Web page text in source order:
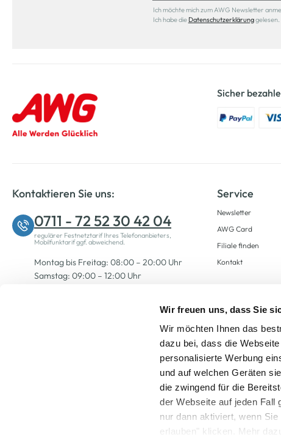
Wir freuen uns, dass Sie
Wir möchten Ihnen das
dazu bei, dass die
personalisierte Werbung
und auf welchen Geräten
die zwingend für die
der Webseite auf jeden Fall
nur dann aktiviert, wenn
erlauben" klicken. Mehr
Ich möchte mich zum AWG Newsletter
Ich habe die Datenschutzerklärunggelesen.
Sicher
Kontaktieren Sie uns:
0711 - 72 52 30 42 04
regulärer Festnetztarif Ihres Telefonanbieters,
Mobilfunktarif ggf. abweichend.
Montag bis Freitag: 08:00 – 20:00 Uhr
Samstag: 09:00 – 12:00 Uhr
Service
Newsletter
AWG Card
Filiale finden
Kontakt
Alle Preise inkl.